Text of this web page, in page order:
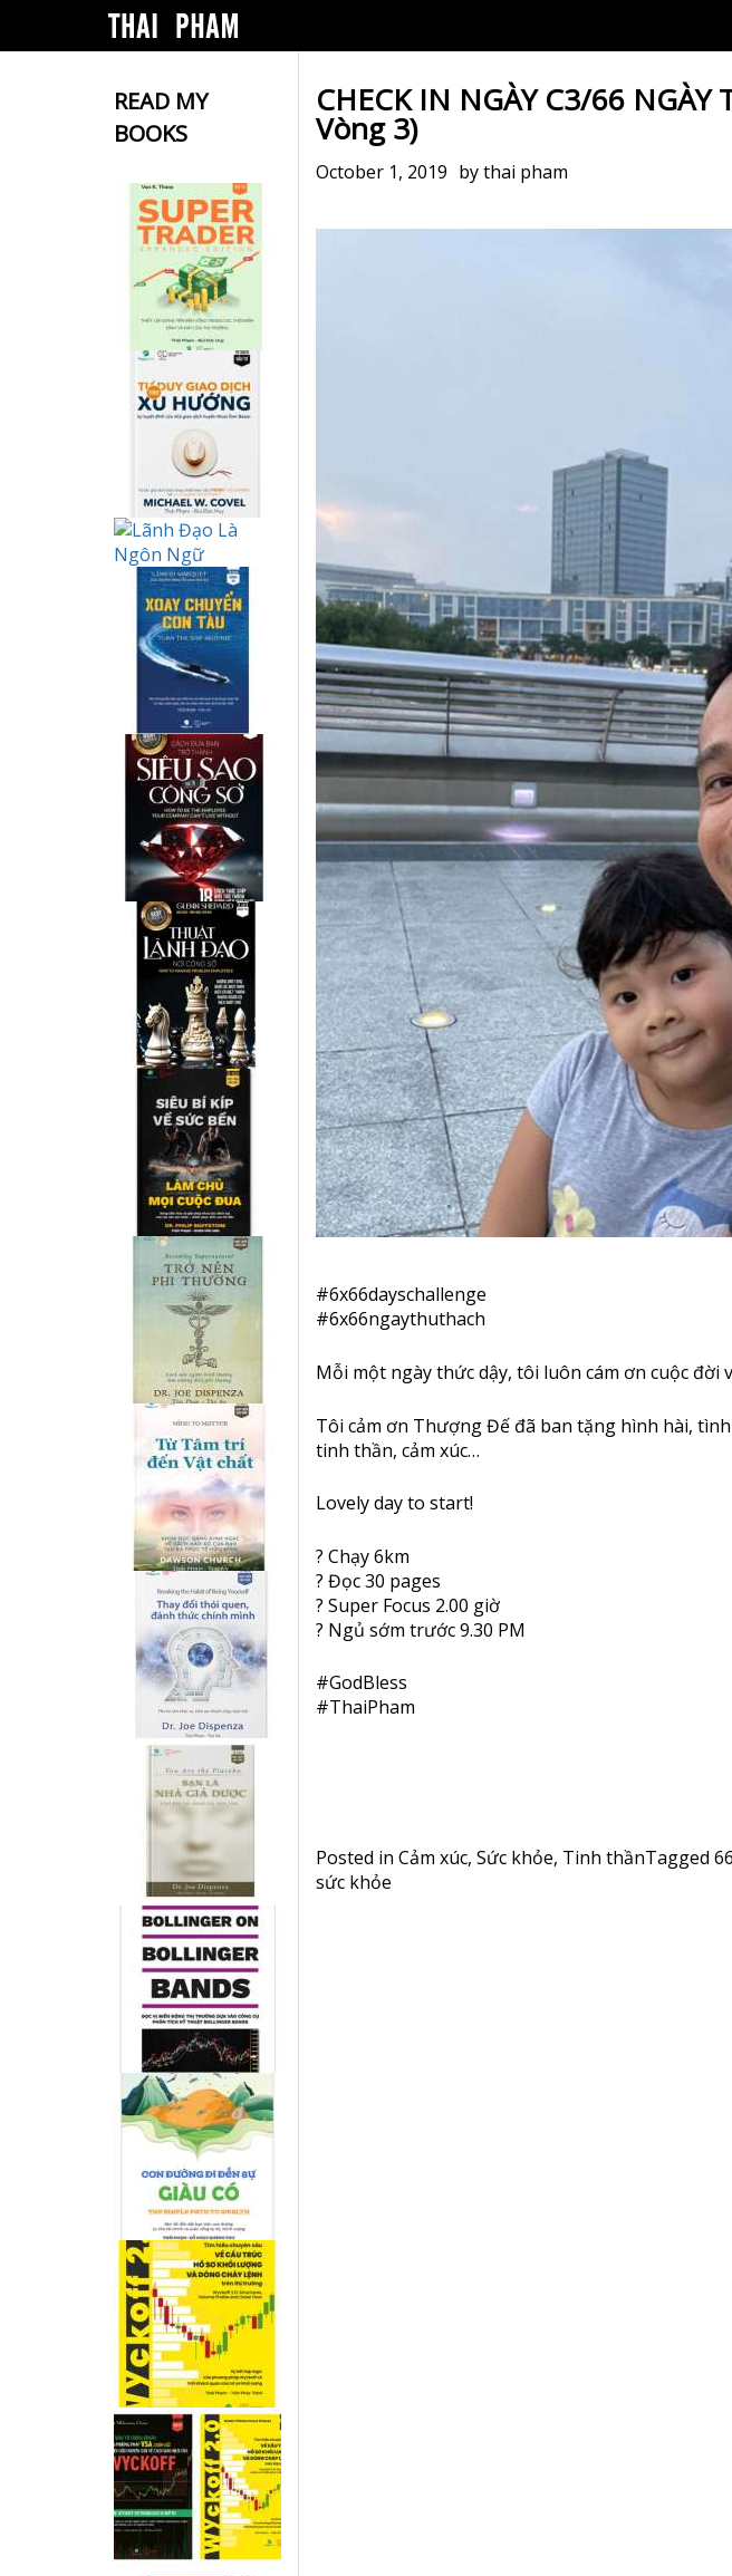
READ MY
BOOKS
CHECK IN NGÀY C3/66
Vòng 3)
October 1, 2019 bythai pham
#6x66dayschallenge
#6x66ngaythuthach
Mỗi một ngày thức dậy, tôi luôn cám ơn cuộc đời
Tôi cảm ơn Thượng Đế đã ban tặng hình hài,
tinh thần, cảm xúc…
Lovely day to start!
? Chạy 6km
? Đọc 30 pages
? Super Focus 2.00 giờ
? Ngủ sớm trước 9.30 PM
#GodBless
#ThaiPham
Posted in Cảm xúc, Sức khỏe, Tinh thầnTagged
sức khỏe